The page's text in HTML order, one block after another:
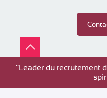
”Leader du recrutement